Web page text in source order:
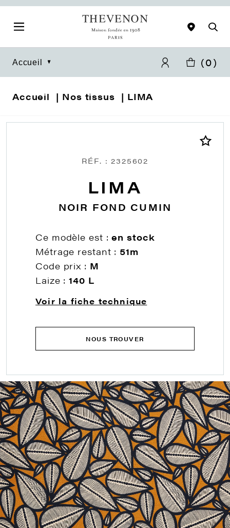
Accueil (0)
Accueil Nos tissus LIMA
RÉF. : 2325602
LIMA
NOIR FOND CUMIN
Ce modèle est :en stock
Métrage restant : 51m
Code prix : M
Laize :140 L
Voir la fiche technique
NOUS TROUVER